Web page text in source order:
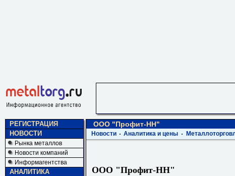
РЕГИСТРАЦИЯ
НОВОСТИ
Рынка металлов
Новости компаний
Информагентства
АНАЛИТИКА
ООО "Профит-НН"
Новости Аналитика и цены
ООО "Профит-НН"